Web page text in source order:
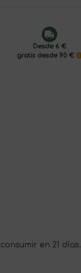
Desde 6 €
gratis desde 90 €
en 21 días.